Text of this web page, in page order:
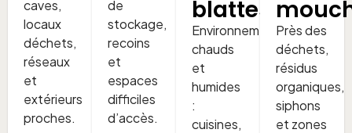
caves,
locaux
déchets,
réseaux
et
extérieurs
proches.
de
stockage,
recoins
et
espaces
difficiles
d’accès.
blattes
Environnements
chauds
et
humides
:
cuisines,
Près des
déchets,
résidus
organiques,
siphons
et zones